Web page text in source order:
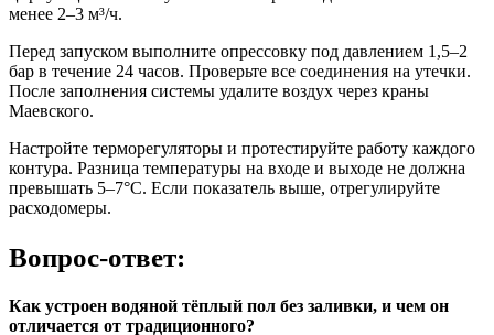
менее 2–3 м³/ч.
Перед запуском выполните опрессовку под давлением 1,5–2
бар в течение 24 часов. Проверьте все соединения на утечки.
После заполнения системы удалите воздух через краны
Маевского.
Настройте терморегуляторы и протестируйте работу каждого
контура. Разница температуры на входе и выходе не должна
превышать 5–7°C. Если показатель выше, отрегулируйте
расходомеры.
Вопрос-ответ:
Как устроен водяной тёплый пол без заливки, и чем он
отличается от традиционного?